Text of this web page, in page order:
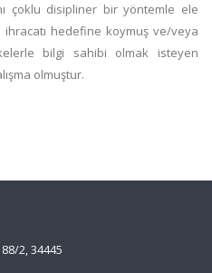
çoklu disipliner bir yöntemle ele
hedefine koymuş ve/veya
bilgi sahibi olmak isteyen
olmuştur.
2, 34445